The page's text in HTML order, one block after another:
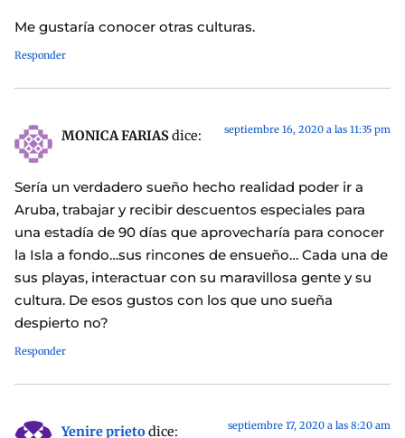
Me gustaría conocer otras culturas.
Responder
MONICA FARIASdice: septiembre 16, 2020 a las 11:35 pm
Sería un verdadero sueño hecho realidad poder ir a
Aruba, trabajar y recibir descuentos especiales para
una estadía de 90 días que aprovecharía para conocer
la Isla a fondo…sus rincones de ensueño… Cada una de
sus playas, interactuar con su maravillosa gente y su
cultura. De esos gustos con los que uno sueña
despierto no?
Responder
Yenire prietodice: septiembre 17, 2020 a las 8:20 am